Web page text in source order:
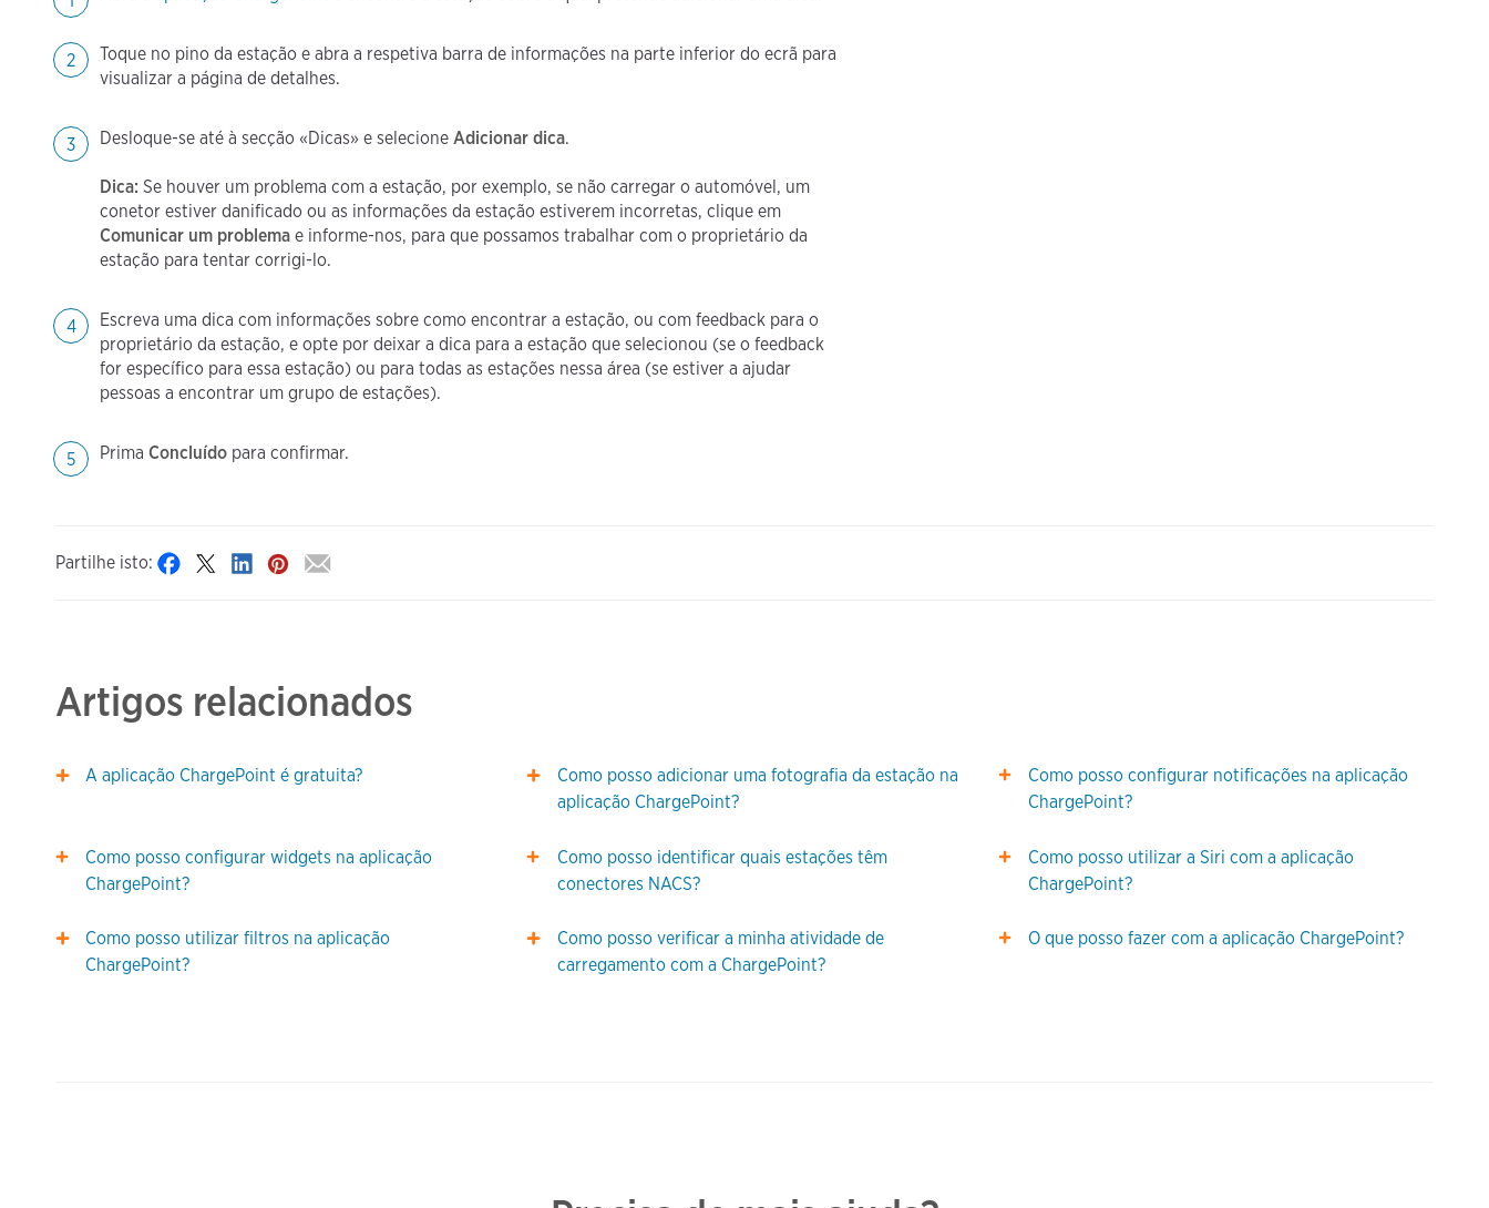
Toque no pino da estação e abra a respetiva barra de informações na parte inferior do ecrã para
visualizar a página de detalhes.
Desloque-se até à secção «Dicas» e selecione Adicionar dica.
Dica: Se houver um problema com a estação, por exemplo, se não carregar o automóvel, um
conetor estiver danificado ou as informações da estação estiverem incorretas, clique em
Comunicar um problema e informe-nos, para que possamos trabalhar com o proprietário da
estação para tentar corrigi-lo.
Escreva uma dica com informações sobre como encontrar a estação, ou com feedback para o
proprietário da estação, e opte por deixar a dica para a estação que selecionou (se o feedback
for específico para essa estação) ou para todas as estações nessa área (se estiver a ajudar
pessoas a encontrar um grupo de estações).
Prima Concluído para confirmar.
Partilhe isto:
Artigos relacionados
A aplicação ChargePoint é gratuita?
Como posso adicionar uma fotografia da estação na
aplicação ChargePoint?
Como posso configurar notificações na aplicação
ChargePoint?
Como posso configurar widgets na aplicação
ChargePoint?
Como posso identificar quais estações têm
conectores NACS?
Como posso utilizar a Siri com a aplicação
ChargePoint?
Como posso utilizar filtros na aplicação
ChargePoint?
Como posso verificar a minha atividade de
carregamento com a ChargePoint?
O que posso fazer com a aplicação ChargePoint?